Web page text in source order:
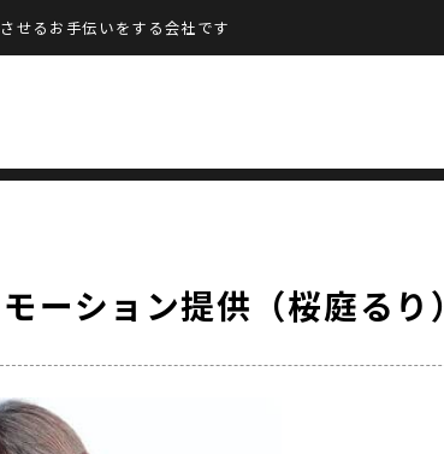
せるお手伝いをする会社です
ーション提供（桜庭るり）